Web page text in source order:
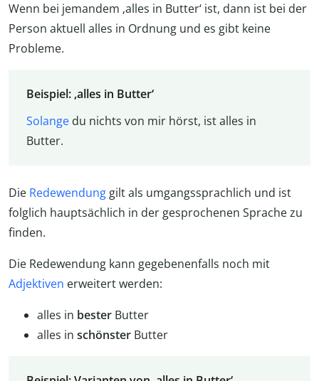
Wenn bei jemandem ‚alles in Butter‘ ist, dann ist bei der
Person aktuell alles in Ordnung und es gibt keine
Probleme.
Beispiel: ‚alles in Butter‘
Solangedu nichts von mir hörst, ist alles in
Butter.
Die Redewendung gilt als umgangssprachlich und ist
folglich hauptsächlich in der gesprochenen Sprache zu
finden.
Die Redewendung kann gegebenenfalls noch mit
Adjektiven erweitert werden:
alles in bester Butter
alles in schönster Butter